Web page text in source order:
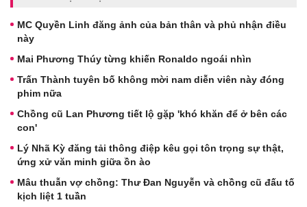
MC Quyền Linh đăng ảnh của bản thân và phủ nhận điều
này
Mai Phương Thúy từng khiến Ronaldo ngoái nhìn
Trấn Thành tuyên bố không mời nam diễn viên này đóng
phim nữa
Chồng cũ Lan Phương tiết lộ gặp 'khó khăn để ở bên các
con'
Lý Nhã Kỳ đăng tải thông điệp kêu gọi tôn trọng sự thật,
ứng xử văn minh giữa ồn ào
Mâu thuẫn vợ chồng: Thư Đan Nguyễn và chồng cũ đấu tố
kịch liệt 1 tuần